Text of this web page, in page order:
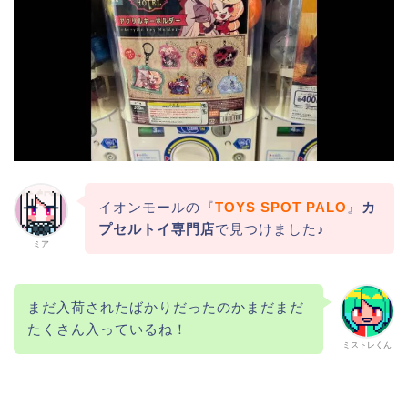
ミア
イオンモールの『TOYS SPOT PALO 』
カ
プセルトイ専門店で見つけました♪
ミストレくん
まだ入荷されたばかりだったのかまだまだ
たくさん入っているね！